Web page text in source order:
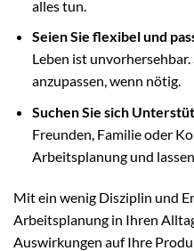
alles tun.
Seien Sie flexibel und
Leben ist unvorhersehbar.
anzupassen, wenn nötig.
Suchen Sie sich
Freunden, Familie oder
Arbeitsplanung und
Mit ein wenig Disziplin und
Arbeitsplanung in Ihren
Auswirkungen auf Ihre